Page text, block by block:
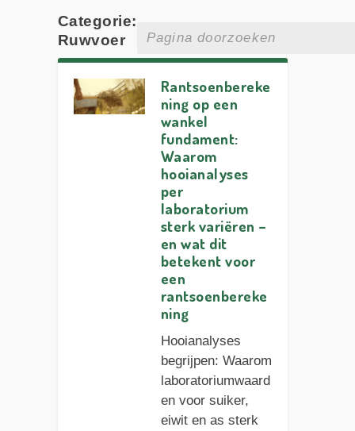
Categorie:
Ruwvoer
Rantsoenbereke
ning op een
wankel
fundament:
Waarom
hooianalyses
per
laboratorium
sterk variëren –
en wat dit
betekent voor
een
rantsoenbereke
ning
Hooianalyses
begrijpen: Waarom
laboratoriumwaard
en voor suiker,
eiwit en as sterk